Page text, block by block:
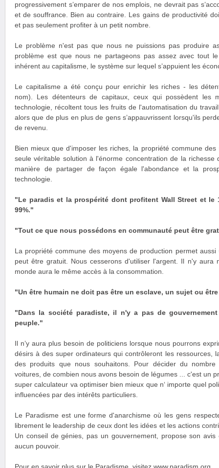
progressivement s’emparer de nos emplois, ne devrait pas
et de souffrance. Bien au contraire. Les gains de productivité
et pas seulement profiter à un petit nombre.
Le problème n'est pas que nous ne puissions pas produire
problème est que nous ne partageons pas assez avec tout
inhérent au capitalisme, le système sur lequel s’appuient les
Le capitalisme a été conçu pour enrichir les riches - les
nom). Les détenteurs de capitaux, ceux qui possèdent les
technologie, récoltent tous les fruits de l'automatisation du
alors que de plus en plus de gens s’appauvrissent lorsqu'ils
de revenu.
Bien mieux que d'imposer les riches, la propriété commune
seule véritable solution à l'énorme concentration de la richesse
manière de partager de façon égale l'abondance et la
technologie.
"Le paradis et la prospérité dont profitent Wall Street et le
99%."
"Tout ce que nous possédons en communauté peut être
La propriété commune des moyens de production permet
peut être gratuit. Nous cesserons d'utiliser l'argent. Il n'y aura
monde aura le même accès à la consommation.
"Un être humain ne doit pas être un esclave, un sujet ou
"Dans la société paradiste, il n'y a pas de
peuple."
Il n’y aura plus besoin de politiciens lorsque nous pourrons
désirs à des super ordinateurs qui contrôleront les ressources,
des produits que nous souhaitons. Pour décider du
voitures, de combien nous avons besoin de légumes ... c'est un
super calculateur va optimiser bien mieux que n‘ importe quel
influencées par des intérêts particuliers.
Le Paradisme est une forme d'anarchisme où les gens
librement le leadership de ceux dont les idées et les actions
Un conseil de génies, pas un gouvernement, propose son
aucun pouvoir.